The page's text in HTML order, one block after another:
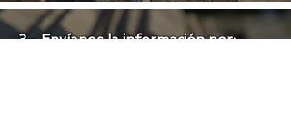
3.- Envíanos la información por: